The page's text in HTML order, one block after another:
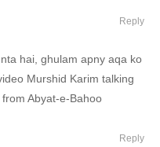
hai, ghulam apny aqa ko
Murshid Karim talking
Abyat-e-Bahoo
Reply
Reply